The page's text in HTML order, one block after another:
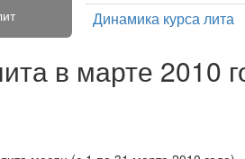
Динамика курса лита
в марте 2010